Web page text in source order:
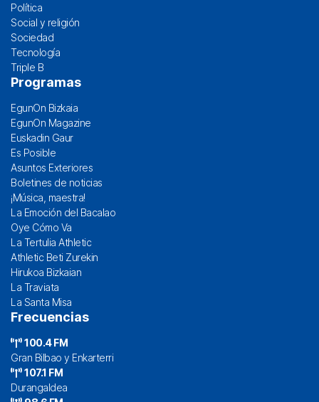
Política
Social y religión
Sociedad
Tecnología
Triple B
Programas
EgunOn Bizkaia
EgunOn Magazine
Euskadin Gaur
Es Posible
Asuntos Exteriores
Boletines de noticias
¡Música, maestra!
La Emoción del Bacalao
Oye Cómo Va
La Tertulia Athletic
Athletic Beti Zurekin
Hirukoa Bizkaian
La Traviata
La Santa Misa
Frecuencias
100.4 FM
Gran Bilbao y Enkarterri
107.1 FM
Durangaldea